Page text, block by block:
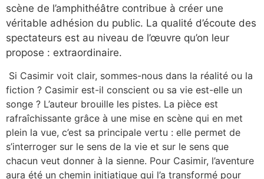
scène de l’amphithéâtre contribue à créer une
véritable adhésion du public. La qualité d’écoute des
spectateurs est au niveau de l’œuvre qu’on leur
propose : extraordinaire.
Si Casimir voit clair, sommes-nous dans la réalité ou la
fiction ? Casimir est-il conscient ou sa vie est-elle un
songe ? L’auteur brouille les pistes. La pièce est
rafraîchissante grâce à une mise en scène qui en met
plein la vue, c’est sa principale vertu : elle permet de
s’interroger sur le sens de la vie et sur le sens que
chacun veut donner à la sienne. Pour Casimir, l’aventure
aura été un chemin initiatique qui l’a transformé pour